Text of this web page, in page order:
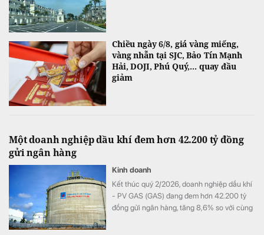
Chiều ngày 6/8, giá vàng miếng,
vàng nhẫn tại SJC, Bảo Tín Mạnh
Hải, DOJI, Phú Quý,... quay đầu
giảm
Một doanh nghiệp dầu khí đem hơn 42.200 tỷ đồng
gửi ngân hàng
Kinh doanh
Kết thúc quý 2/2026, doanh nghiệp dầu khí
- PV GAS (GAS) đang đem hơn 42.200 tỷ
đồng gửi ngân hàng, tăng 8,6% so với cùng